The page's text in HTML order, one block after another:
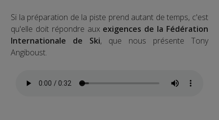
Si la préparation de la piste prend autant de temps, c'est
qu'elle doit répondre aux exigences de la Fédération
Internationale de Ski, que nous présente Tony
Angiboust.